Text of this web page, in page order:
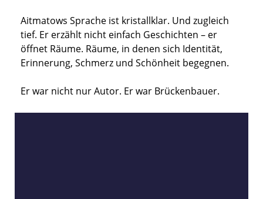
Aitmatows Sprache ist kristallklar. Und zugleich
tief. Er erzählt nicht einfach Geschichten – er
öffnet Räume. Räume, in denen sich Identität,
Erinnerung, Schmerz und Schönheit begegnen.
Er war nicht nur Autor. Er war Brückenbauer.